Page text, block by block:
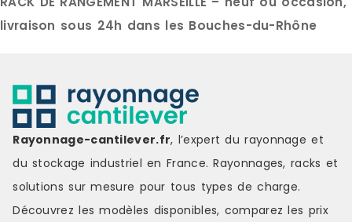
livraison sous 24h dans les Bouches-du-Rhône
Rayonnage-cantilever.fr, l’expert du rayonnage et
du stockage industriel en France. Rayonnages, racks et
solutions sur mesure pour tous types de charge.
Découvrez les modèles disponibles, comparez les prix